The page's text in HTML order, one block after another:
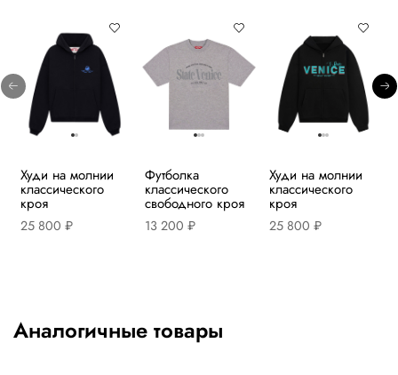
Худи на молнии
классического
кроя
25 800 ₽
Футболка
классического
свободного кроя
13 200 ₽
Худи на молнии
классического
кроя
25 800 ₽
Аналогичные товары